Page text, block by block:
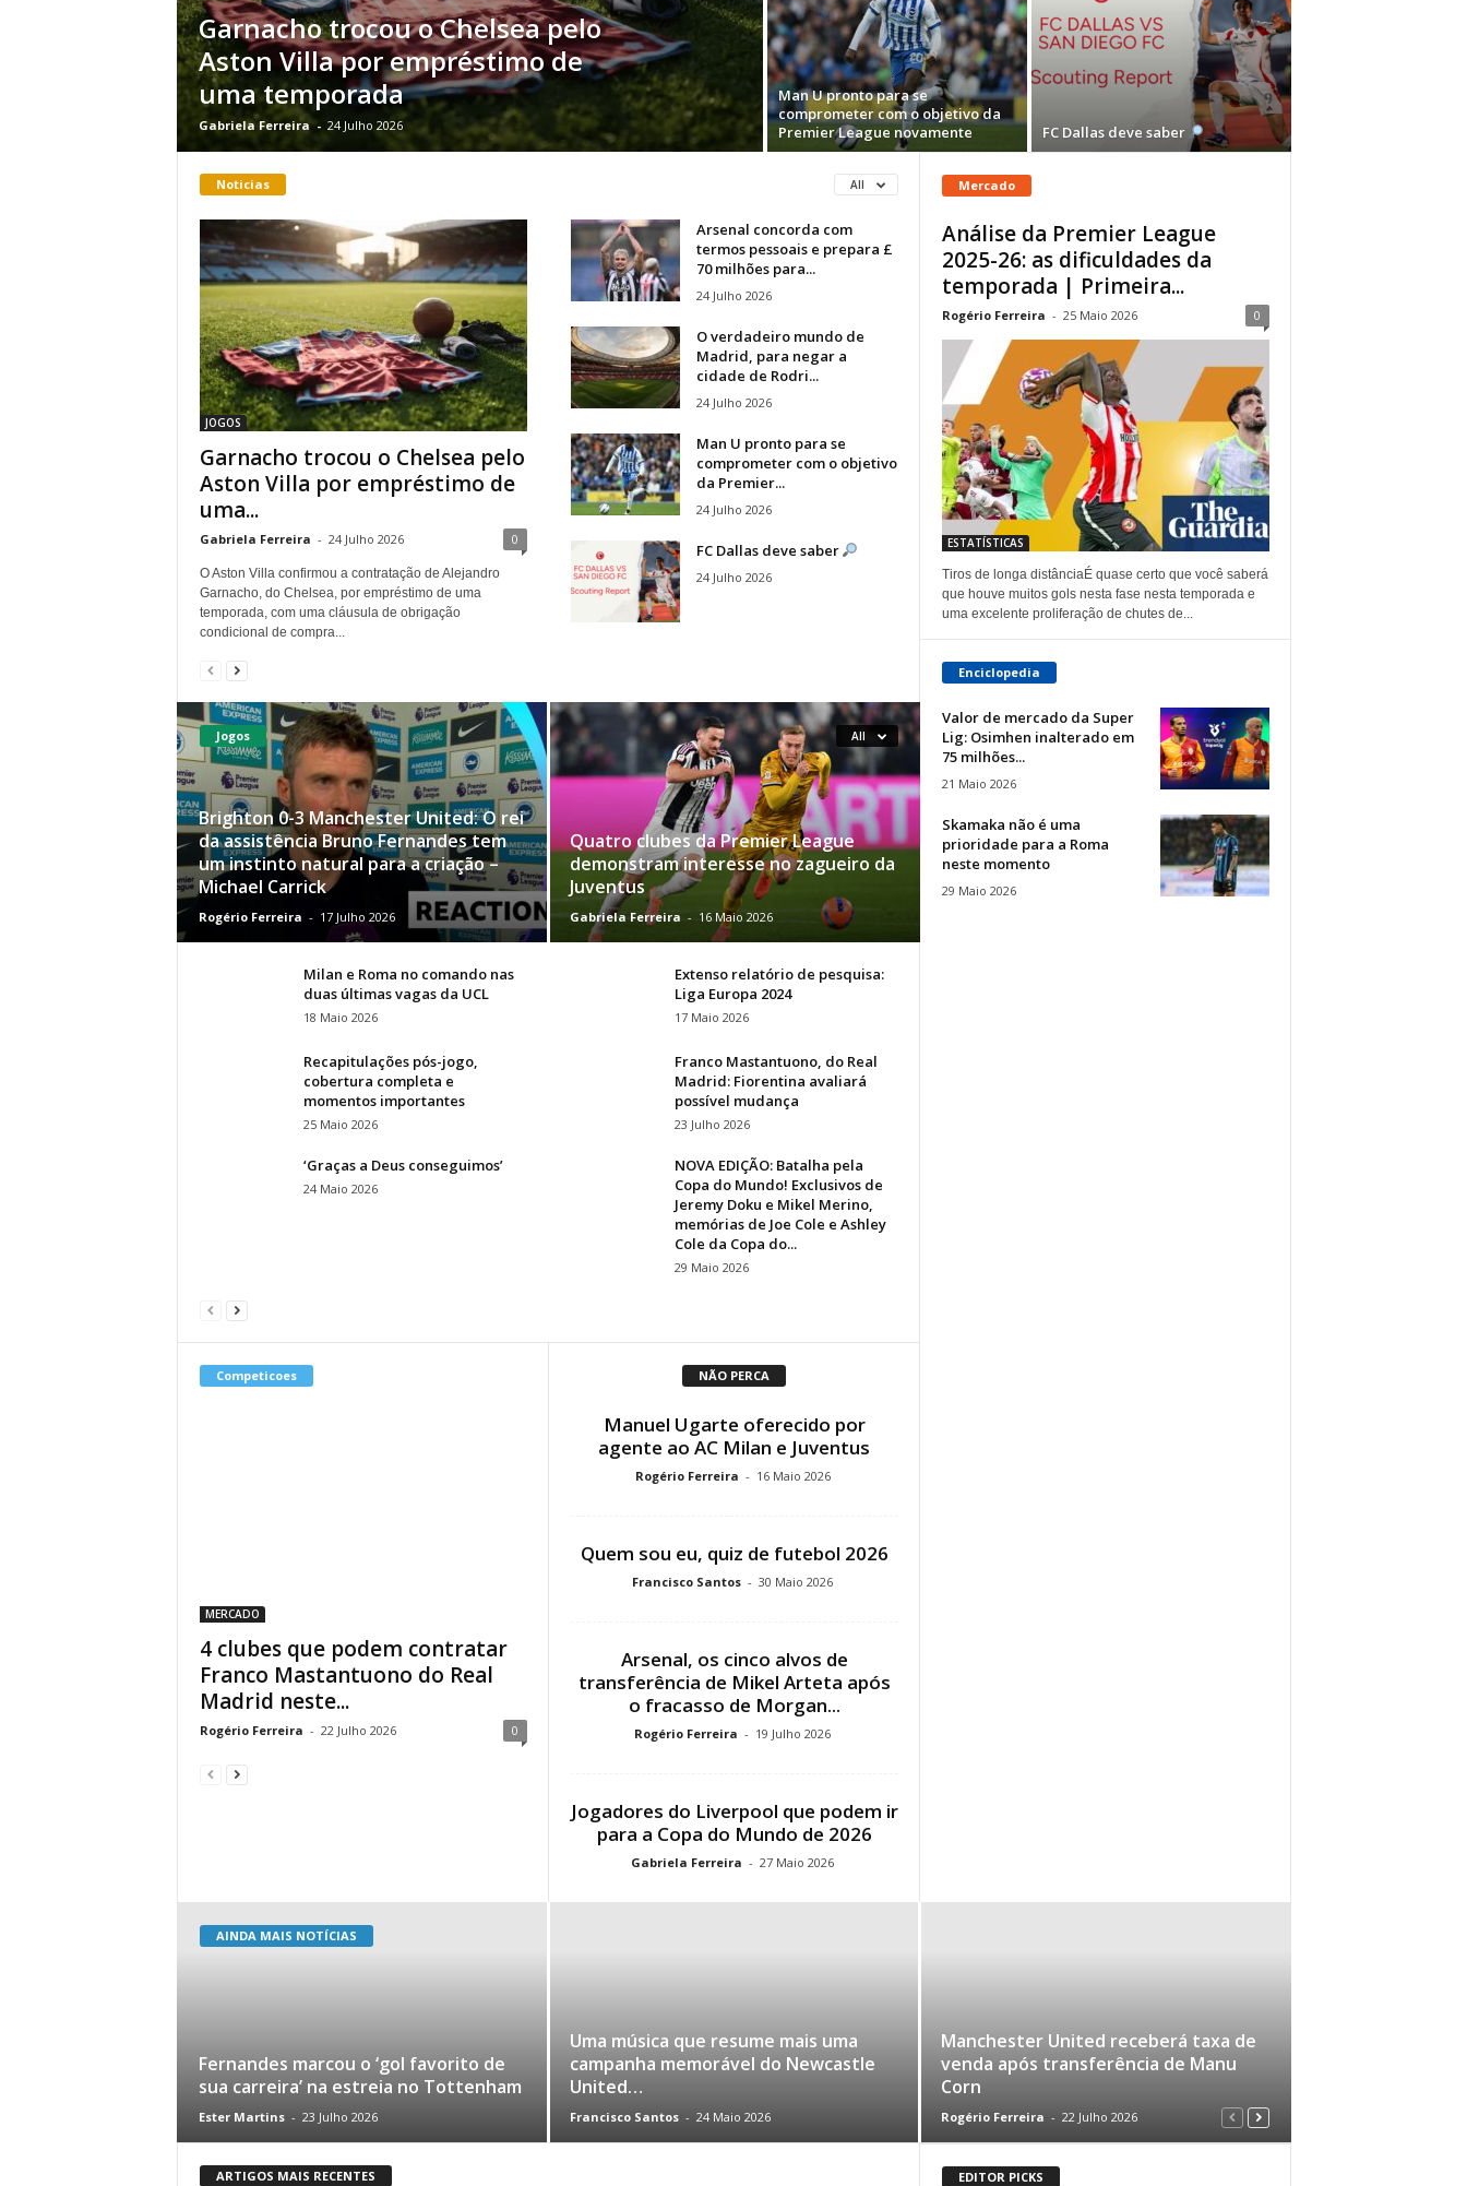
Garnacho trocou o Chelsea pelo
Aston Villa por empréstimo de
uma temporada
Gabriela Ferreira - 24 Julho 2026
Man U pronto para se
comprometer com o objetivo da
Premier League novamente
FC Dallas deve saber
Noticias All
JOGOS
Garnacho trocou o Chelsea pelo
Aston Villa por empréstimo de
uma...
Gabriela Ferreira - 24 Julho 2026 0
O Aston Villa confirmou a contratação de Alejandro
Garnacho, do Chelsea, por empréstimo de uma
temporada, com uma cláusula de obrigação
condicional de compra...
Arsenal concorda com
termos pessoais e prepara £
70 milhões para...
24 Julho 2026
O verdadeiro mundo de
Madrid, para negar a
cidade de Rodri...
24 Julho 2026
Man U pronto para se
comprometer com o objetivo
da Premier...
24 Julho 2026
FC Dallas deve saber
24 Julho 2026
Jogos All
Brighton 0-3 Manchester United: O rei
da assistência Bruno Fernandes tem
um instinto natural para a criação –
Michael Carrick
Rogério Ferreira - 17 Julho 2026
Quatro clubes da Premier League
demonstram interesse no zagueiro da
Juventus
Gabriela Ferreira - 16 Maio 2026
Milan e Roma no comando nas
duas últimas vagas da UCL
18 Maio 2026
Extenso relatório de pesquisa:
Liga Europa 2024
17 Maio 2026
Recapitulações pós-jogo,
cobertura completa e
momentos importantes
25 Maio 2026
Franco Mastantuono, do Real
Madrid: Fiorentina avaliará
possível mudança
23 Julho 2026
‘Graças a Deus conseguimos’
24 Maio 2026
NOVA EDIÇÃO: Batalha pela
Copa do Mundo! Exclusivos de
Jeremy Doku e Mikel Merino,
memórias de Joe Cole e Ashley
Cole da Copa do...
29 Maio 2026
Competicoes
MERCADO
4 clubes que podem contratar
Franco Mastantuono do Real
Madrid neste...
Rogério Ferreira - 22 Julho 2026 0
NÃO PERCA
Manuel Ugarte oferecido por
agente ao AC Milan e Juventus
Rogério Ferreira - 16 Maio 2026
Quem sou eu, quiz de futebol 2026
Francisco Santos - 30 Maio 2026
Arsenal, os cinco alvos de
transferência de Mikel Arteta após
o fracasso de Morgan...
Rogério Ferreira - 19 Julho 2026
Jogadores do Liverpool que podem ir
para a Copa do Mundo de 2026
Gabriela Ferreira - 27 Maio 2026
Mercado
Análise da Premier League
2025-26: as dificuldades da
temporada | Primeira...
Rogério Ferreira - 25 Maio 2026 0
ESTATÍSTICAS
Tiros de longa distânciaÉ quase certo que você saberá
que houve muitos gols nesta fase nesta temporada e
uma excelente proliferação de chutes de...
Enciclopedia
Valor de mercado da Super
Lig: Osimhen inalterado em
75 milhões...
21 Maio 2026
Skamaka não é uma
prioridade para a Roma
neste momento
29 Maio 2026
AINDA MAIS NOTÍCIAS
Fernandes marcou o ‘gol favorito de
sua carreira’ na estreia no Tottenham
Ester Martins - 23 Julho 2026
Uma música que resume mais uma
campanha memorável do Newcastle
United…
Francisco Santos - 24 Maio 2026
Manchester United receberá taxa de
venda após transferência de Manu
Corn
Rogério Ferreira - 22 Julho 2026
ARTIGOS MAIS RECENTES EDITOR PICKS